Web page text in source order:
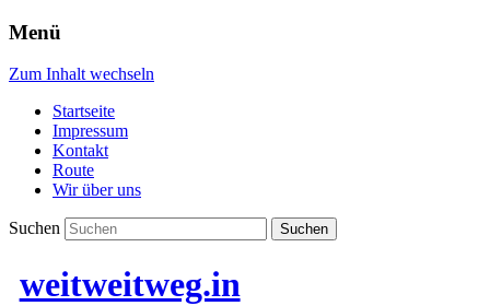
Menü
Zum Inhalt wechseln
Startseite
Impressum
Kontakt
Route
Wir über uns
Suchen
weitweitweg.in